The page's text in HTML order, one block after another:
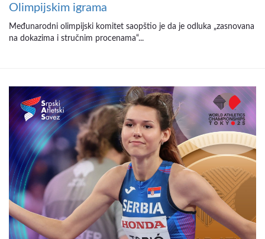
Olimpijskim igrama
Međunarodni olimpijski komitet saopštio je da je odluka „zasnovana
na dokazima i stručnim procenama“...